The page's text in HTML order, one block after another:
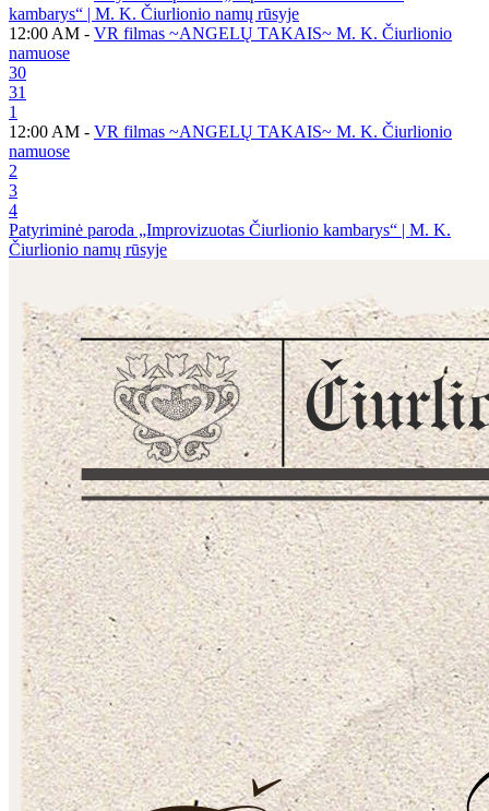
kambarys“ | M. K. Čiurlionio namų rūsyje
12:00 AM - VR filmas ~ANGELŲ TAKAIS~ M. K. Čiurlionio
namuose
30
31
1
12:00 AM - VR filmas ~ANGELŲ TAKAIS~ M. K. Čiurlionio
namuose
2
3
4
Patyriminė paroda „Improvizuotas Čiurlionio kambarys“ | M. K.
Čiurlionio namų rūsyje